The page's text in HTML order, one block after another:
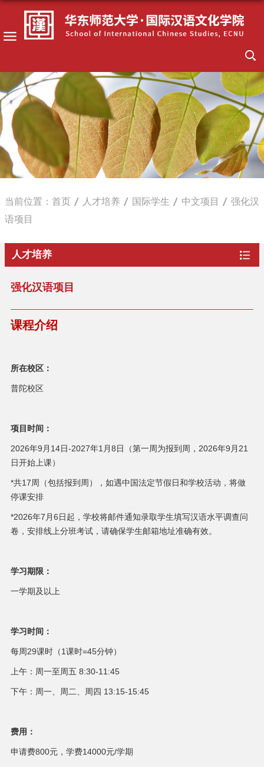
当前位置： 首页 人才培养 国际学生 中文项目
强化汉
语项目
人才培养
强化汉语项目
课程介绍
所在校区：
普陀校区
项目时间：
2026年9月14日-2027年1月8日（第一周为报到周，2026年9月21
日开始上课）
*共17周（包括报到周），如遇中国法定节假日和学校活动，将做
停课安排
*2026年7月6日起，学校将邮件通知录取学生填写汉语水平调查问
卷，安排线上分班考试，请确保学生邮箱地址准确有效。
学习期限：
一学期及以上
学习时间：
每周29课时（1课时=45分钟）
上午：周一至周五 8:30-11:45
下午：周一、周二、周四 13:15-15:45
费用：
申请费800元，学费14000元/学期